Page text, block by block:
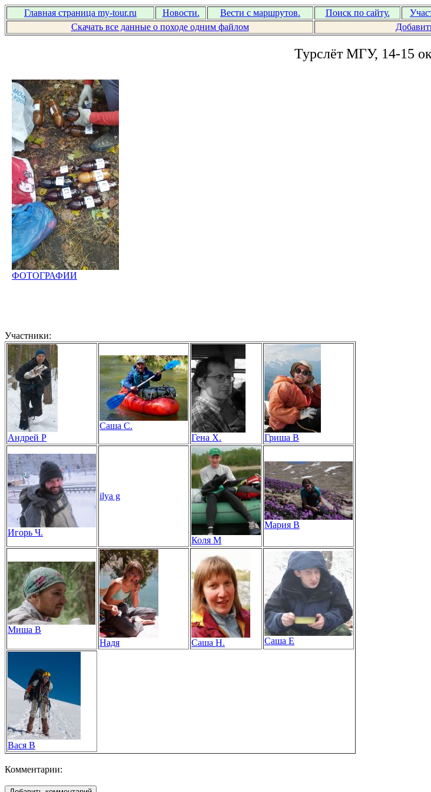
Главная страница my-tour.ru Новости. Вести с маршрутов. Поиск по сайту.
Скачать все данные о походе одним файлом
Турслёт МГУ, 14-15
ФОТОГРАФИИ
Участники:
Андрей Р
Саша С.
Гена Х.
Гриша В
Игорь Ч.
ilya g
Коля М
Мария В
Миша В
Надя
Саша Н. Саша Е
Вася В
Комментарии: